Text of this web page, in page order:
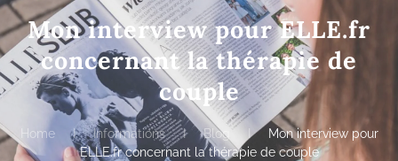
Mon interview pour ELLE.fr
concernant la thérapie de
couple
Home Informations Blog
Mon interview pour
ELLE.fr concernant la thérapie de couple